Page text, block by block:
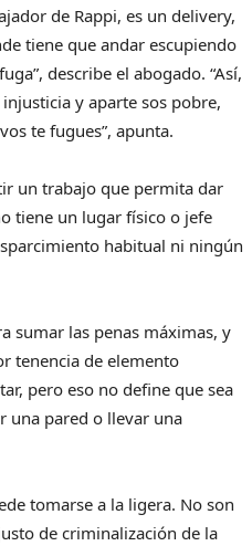
de Rappi, es un delivery,
tiene que andar escupiendo
describe el abogado. “Así,
y aparte sos pobre,
te fugues”, apunta.
un trabajo que permita dar
tiene un lugar físico o jefe
habitual ni ningún
sumar las penas máximas, y
tenencia de elemento
pero eso no define que sea
una pared o llevar una
tomarse a la ligera. No son
de criminalización de la